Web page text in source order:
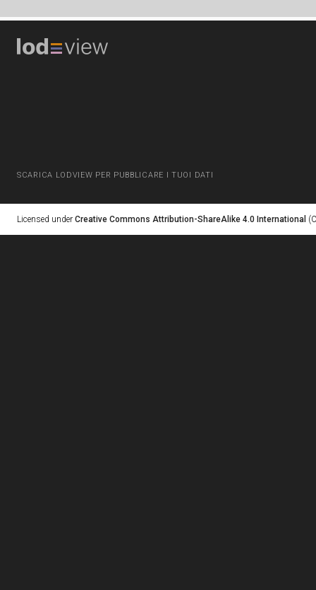
SCARICA LODVIEW PER PUBBLICARE I TUOI DATI
Licensed under Creative Commons Attribution-ShareAlike 4.0 International